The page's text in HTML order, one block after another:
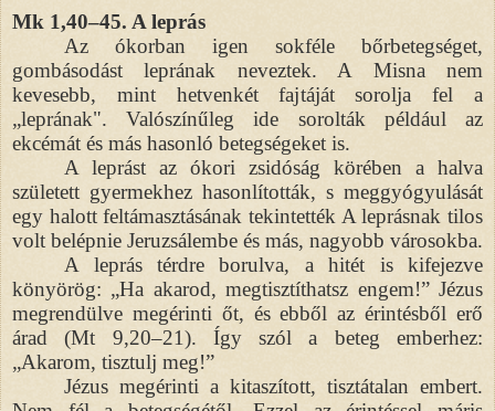
Mk 1,40–45. A leprás
Az ókorban igen sokféle bőrbetegséget,
gombásodást leprának neveztek. A Misna nem
kevesebb, mint hetvenkét fajtáját sorolja fel a
„leprának". Valószínűleg ide sorolták például az
ekcémát és más hasonló betegségeket is.
A leprást az ókori zsidóság körében a halva
született gyermekhez hasonlították, s meggyógyulását
egy halott feltámasztásának tekintették A leprásnak tilos
volt belépnie Jeruzsálembe és más, nagyobb városokba.
A leprás térdre borulva, a hitét is kifejezve
könyörög: „Ha akarod, megtisztíthatsz engem!” Jézus
megrendülve megérinti őt, és ebből az érintésből erő
árad (Mt 9,20–21). Így szól a beteg emberhez:
„Akarom, tisztulj meg!”
Jézus megérinti a kitaszított, tisztátalan embert.